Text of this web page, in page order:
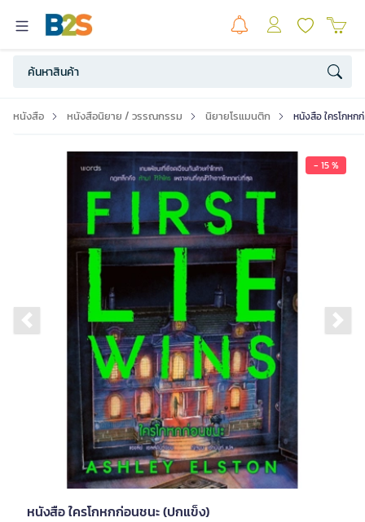
หนังสือ หนังสือนิยาย / วรรณกรรม นิยายโรแมนติก หนังสือ ใครโกหก
- 15 %
Previous slide
หนังสือ ใครโกหกก่อนชนะ (ปกแข็ง)